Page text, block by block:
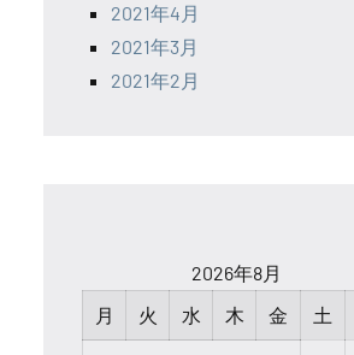
2021年4月
2021年3月
2021年2月
2026年8月
月
火 水 木 金 土